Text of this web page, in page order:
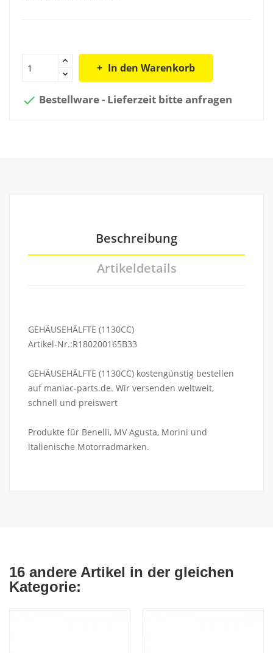
In den Warenkorb
 Bestellware - Lieferzeit bitte anfragen
Beschreibung
Artikeldetails
GEHÄUSEHÄLFTE (1130CC)
Artikel-Nr.:R180200165B33
GEHÄUSEHÄLFTE (1130CC) kostengünstig bestellen
auf maniac-parts.de. Wir versenden weltweit,
schnell und preiswert
Produkte für Benelli, MV Agusta, Morini und
italienische Motorradmarken.
16 andere Artikel in der gleichen
Kategorie: